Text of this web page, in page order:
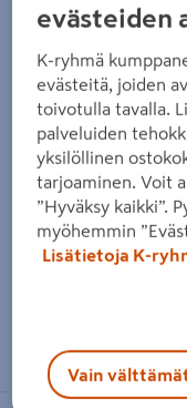
Zoomaa
evästeiden
K-ryhmä
evästeitä, joiden
toivotulla tavalla.
palveluiden
yksilöllinen
tarjoaminen. Voit
”Hyväksy kaikki”.
myöhemmin
Lisätietoja K-
Vain